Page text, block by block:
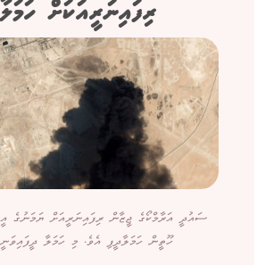
ރިފައިނަރީއަކަށް
ސައުދީ އަރާމްކޯގެ ޖީޒާން ރިފައިނަރީއަށް ޔަމަނުގެ
ހޫތީން ހަމަލާދީފި އެވެ. މި ހަމަލާ